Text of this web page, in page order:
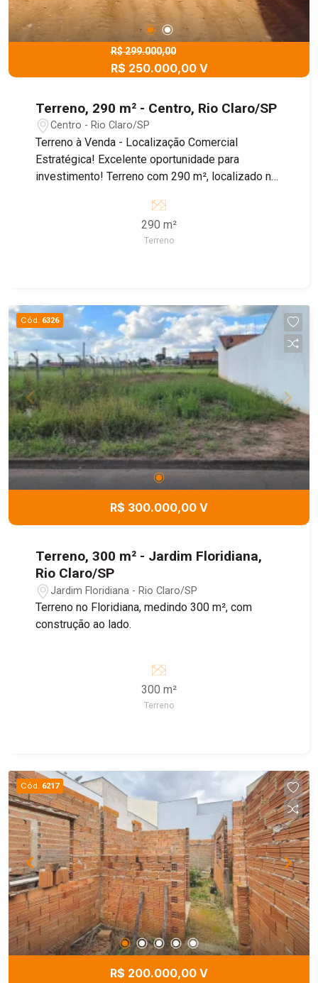
R$ 299.000,00
R$ 250.000,00 V
Terreno, 290 m² - Centro, Rio Claro/SP
Centro - Rio Claro/SP
Terreno à Venda - Localização Comercial
Estratégica! Excelente oportunidade para
investimento! Terreno com 290 m², localizado na
Lar, em uma das regiões com maior fluxo de
passagem da cidade. Ideal para instalação de
comércios, serviços ou empreendimentos que
consolidada Estuda permuta com imóvel . Não
perca essa chance de garantir um ponto
estratégico para o seu negócio!
290 m²
Terreno
Cód. 6326
R$ 300.000,00 V
Terreno, 300 m² - Jardim Floridiana,
Rio Claro/SP
Jardim Floridiana - Rio Claro/SP
Terreno no Floridiana, medindo 300 m², com
construção ao lado.
300 m²
Terreno
Cód. 6217
R$ 200.000,00 V